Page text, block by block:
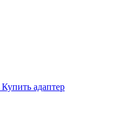
Купить адаптер